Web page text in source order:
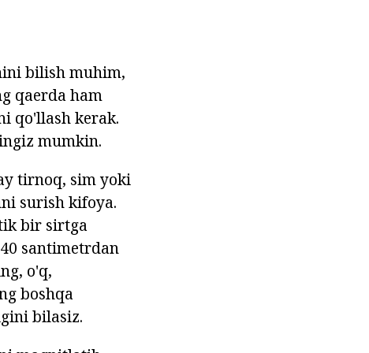
bilish muhim,
qaerda ham
qo'llash kerak.
mumkin.
tirnoq, sim yoki
surish kifoya.
bir sirtga
santimetrdan
o'q,
boshqa
bilasiz.